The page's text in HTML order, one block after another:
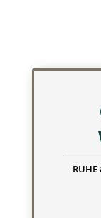
RUHE